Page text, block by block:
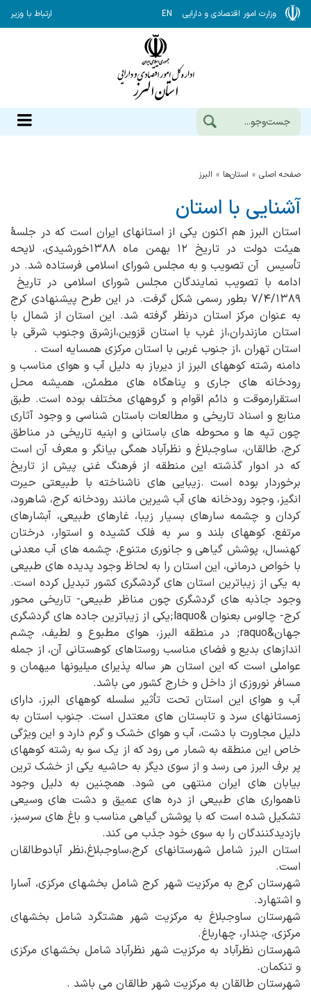
وزارت امور اقتصادی و دارایی EN ارتباط با وزیر
صفحه اصلی استان‌ها البرز
آشنایی با استان
استان البرز هم اکنون یکی از استانهای ایران است که در جلسهٔ
هیئت دولت در تاریخ ۱۲ بهمن ماه ۱۳۸۸خورشیدی، لایحه
تأسیس آن تصویب و به مجلس شورای اسلامی فرستاده شد. در
ادامه با تصویب نمایندگان مجلس شورای اسلامی در تاریخ
۷/۴/۱۳۸۹ بطور رسمی شکل گرفت. در این طرح پیشنهادی کرج
به عنوان مرکز استان درنظر گرفته شد. این استان از شمال با
استان مازندران،از غرب با استان قزوین،ازشرق وجنوب شرقی با
استان تهران ،از جنوب غربی با استان مرکزی همسایه است .
دامنه رشته کوههای البرز از دیرباز به دلیل آب و هوای مناسب و
رودخانه های جاری و پناهگاه های مطمئن، همیشه محل
استقرارموقت و دائم اقوام و گروههای مختلف بوده است. طبق
منابع و اسناد تاریخی و مطالعات باستان شناسی و وجود آثاری
چون تپه ها و محوطه های باستانی و ابنیه تاریخی در مناطق
کرج، طالقان، ساوجبلاغ و نظرآباد همگی بیانگر و معرف آن است
که در ادوار گذشته این منطقه از فرهنگ غنی پیش از تاریخ
برخوردار بوده است .زیبایی های ناشناخته با طبیعتی حیرت
انگیز، وجود رودخانه های آب شیرین مانند رودخانه کرج، شاهرود،
کردان و چشمه سارهای بسیار زیبا، غارهای طبیعی، آبشارهای
مرتفع، کوههای بلند و سر به فلک کشیده و استوار، درختان
کهنسال، پوشش گیاهی و جانوری متنوع، چشمه های آب معدنی
با خواص درمانی، این استان را به لحاظ وجود پدیده های طبیعی
به یکی از زیباترین استان های گردشگری کشور تبدیل کرده است.
وجود جاذبه های گردشگری چون مناظر طبیعی- تاریخی محور
کرج- چالوس بعنوان &laquo;یکی از زیباترین جاده های گردشگری
جهان&raquo; در منطقه البرز، هوای مطبوع و لطیف، چشم
اندازهای بدیع و فضای مناسب روستاهای کوهستانی آن، از جمله
عواملی است که این استان هر ساله پذیرای میلیونها میهمان و
مسافر نوروزی از داخل و خارج کشور می باشد.
آب و هوای این استان تحت تأثیر سلسله کوههای البرز، دارای
زمستانهای سرد و تابستان های معتدل است. جنوب استان به
دلیل مجاورت با دشت، آب و هوای خشک و گرم دارد و این ویژگی
خاص این منطقه به شمار می رود که از یک سو به رشته کوههای
پر برف البرز می رسد و از سوی دیگر به حاشیه یکی از خشک ترین
بیابان های ایران منتهی می شود. همچنین به دلیل وجود
ناهمواری های طبیعی از دره های عمیق و دشت های وسیعی
تشکیل شده است که با پوشش گیاهی مناسب و باغ های سرسبز،
بازدیدکنندگان را به سوی خود جذب می کند.
استان البرز شامل شهرستانهای کرج،ساوجبلاغ،نظر آبادوطالقان
است.
شهرستان کرج به مرکزیت شهر کرج شامل بخشهای مرکزی، آسارا
و اشتهارد.
شهرستان ساوجبلاغ به مرکزیت شهر هشتگرد شامل بخشهای
مرکزی، چندار، چهارباغ.
شهرستان نظرآباد به مرکزیت شهر نظرآباد شامل بخشهای مرکزی
و تنکمان.
شهرستان طالقان به مرکزیت شهر طالقان می باشد .